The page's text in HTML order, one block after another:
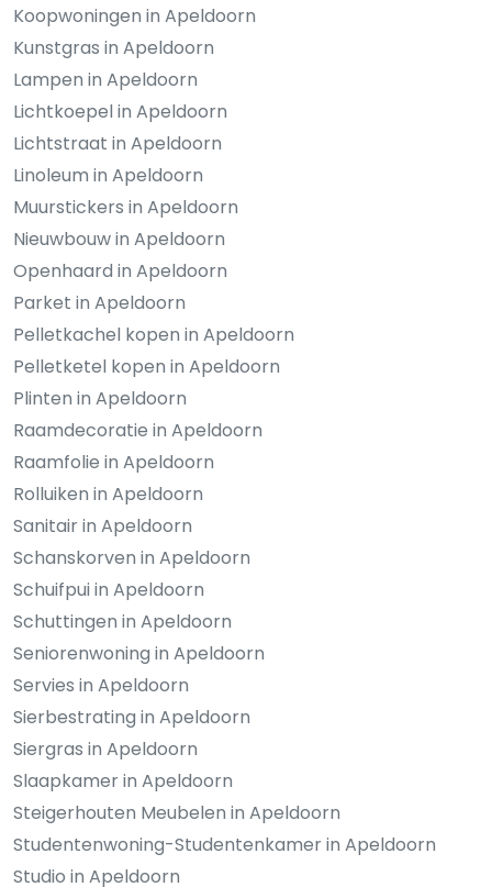
Koopwoningen in Apeldoorn
Kunstgras in Apeldoorn
Lampen in Apeldoorn
Lichtkoepel in Apeldoorn
Lichtstraat in Apeldoorn
Linoleum in Apeldoorn
Muurstickers in Apeldoorn
Nieuwbouw in Apeldoorn
Openhaard in Apeldoorn
Parket in Apeldoorn
Pelletkachel kopen in Apeldoorn
Pelletketel kopen in Apeldoorn
Plinten in Apeldoorn
Raamdecoratie in Apeldoorn
Raamfolie in Apeldoorn
Rolluiken in Apeldoorn
Sanitair in Apeldoorn
Schanskorven in Apeldoorn
Schuifpui in Apeldoorn
Schuttingen in Apeldoorn
Seniorenwoning in Apeldoorn
Servies in Apeldoorn
Sierbestrating in Apeldoorn
Siergras in Apeldoorn
Slaapkamer in Apeldoorn
Steigerhouten Meubelen in Apeldoorn
Studentenwoning-Studentenkamer in Apeldoorn
Studio in Apeldoorn